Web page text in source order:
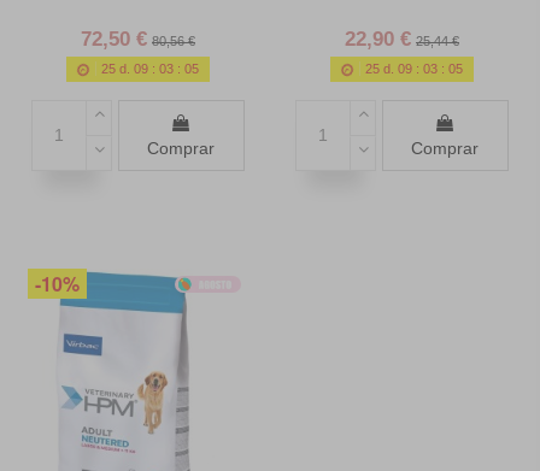
72,50 € 80,56 €
25 d. 09 :03 :04
Comprar
22,90 € 25,44 €
25 d. 09 :03 :04
Comprar
-10%